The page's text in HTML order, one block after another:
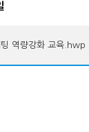
역량강화 교육.hwp